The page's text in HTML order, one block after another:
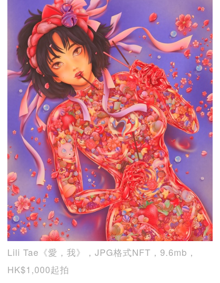
Lili Tae《愛，我》，JPG格式NFT，9.6mb，
HK$1,000起拍